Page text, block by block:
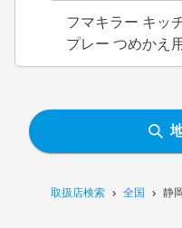
取扱店検索 全国 静
フマキラー キッ
プレー つめかえ